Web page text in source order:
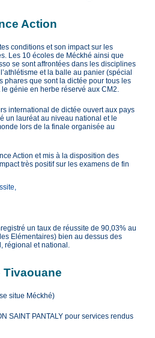
Action
conditions et son impact sur les
Les 10 écoles de Méckhé ainsi que
se sont affrontées dans les disciplines
et la balle au panier (spécial
phares que sont la dictée pour tous les
génie en herbe réservé aux CM2.
international de dictée ouvert aux pays
un lauréat au niveau national et le
lors de la finale organisée au
Action et mis à la disposition des
très positif sur les examens de fin
un taux de réussite de 90,03% au
Elémentaires) bien au dessus des
régional et national.
Tivaouane
situe Méckhé)
SAINT PANTALY pour services rendus